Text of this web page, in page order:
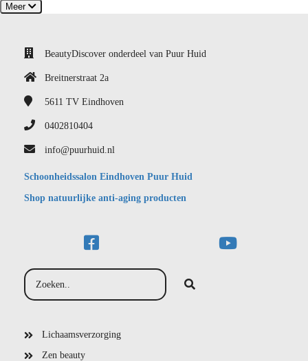
Meer
BeautyDiscover onderdeel van Puur Huid
Breitnerstraat 2a
5611 TV Eindhoven
0402810404
info@puurhuid.nl
Schoonheidssalon Eindhoven Puur Huid
Shop natuurlijke anti-aging producten
Lichaamsverzorging
Zen beauty